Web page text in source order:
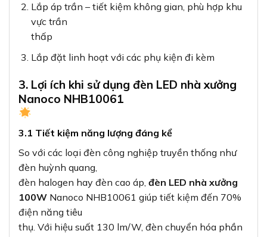
Lắp áp trần – tiết kiệm không gian, phù hợp khu
vực trần
thấp
Lắp đặt linh hoạt với các phụ kiện đi kèm
3. Lợi ích khi sử dụng đèn LED nhà xưởng
Nanoco NHB10061
3.1 Tiết kiệm năng lượng đáng kể
So với các loại đèn công nghiệp truyền thống như
đèn huỳnh quang,
đèn halogen hay đèn cao áp, đèn LED nhà xưởng
100W Nanoco NHB10061 giúp tiết kiệm đến 70%
điện năng tiêu
thụ. Với hiệu suất 130 lm/W, đèn chuyển hóa phần